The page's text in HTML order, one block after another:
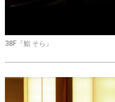
38F『鮨 そら』